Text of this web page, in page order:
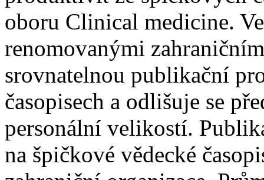
oboru Clinical medicine.
renomovanými
srovnatelnou publikační
časopisech a odlišuje se
personální velikostí.
na špičkové vědecké